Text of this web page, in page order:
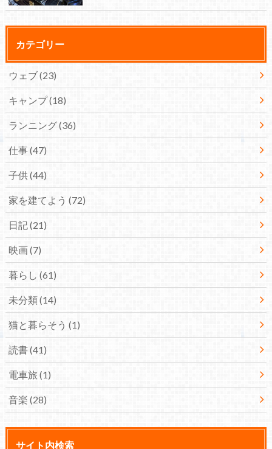
カテゴリー
ウェブ(23)
キャンプ(18)
ランニング(36)
仕事(47)
子供(44)
家を建てよう (72)
日記(21)
映画(7)
暮らし (61)
未分類(14)
猫と暮らそう (1)
読書(41)
電車旅 (1)
音楽 (28)
サイト内検索